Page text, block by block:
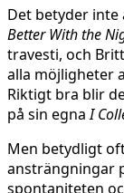
Det betyder inte
Better With the
travesti, och
alla möjligheter
Riktigt bra blir
på sin egnaI
Men betydligt
ansträngningar
spontaniteten